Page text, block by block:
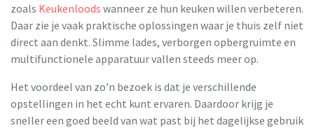
zoals Keukenloods wanneer ze hun keuken willen verbeteren.
Daar zie je vaak praktische oplossingen waar je thuis zelf niet
direct aan denkt. Slimme lades, verborgen opbergruimte en
multifunctionele apparatuur vallen steeds meer op.
Het voordeel van zo’n bezoek is dat je verschillende
opstellingen in het echt kunt ervaren. Daardoor krijg je
sneller een goed beeld van wat past bij het dagelijkse gebruik